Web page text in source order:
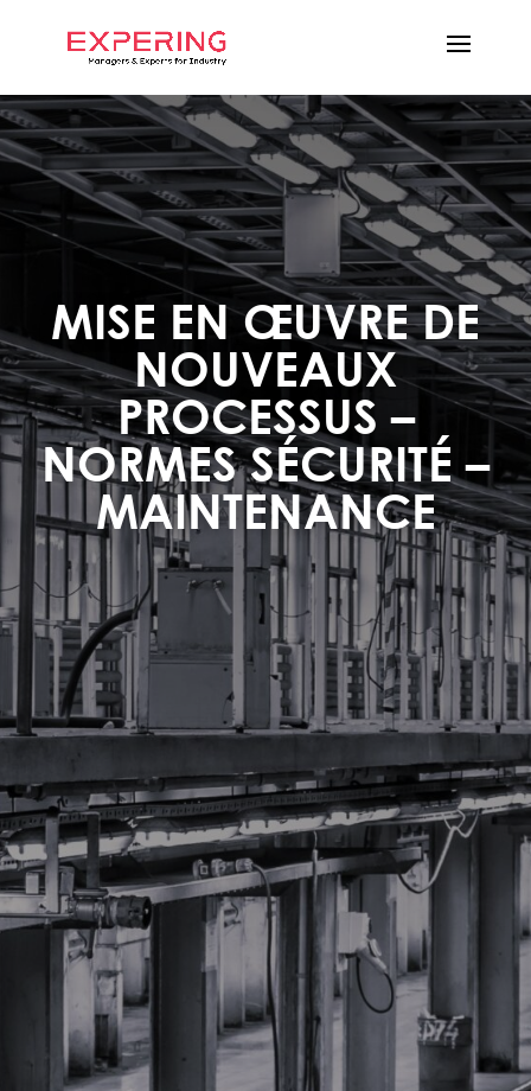
MISE EN ŒUVRE DE
NOUVEAUX
PROCESSUS –
NORMES SÉCURITÉ –
MAINTENANCE